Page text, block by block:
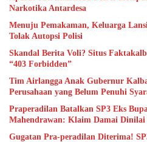
Narkotika Antardesa
Menuju Pemakaman, Keluarga
Tolak Autopsi Polisi
Skandal Berita Voli? Situs
“403 Forbidden”
Tim Airlangga Anak Gubernur
Perusahaan yang Belum Penuhi
Praperadilan Batalkan SP3 Eks
Mahendrawan: Klaim Damai Dinilai
Gugatan Pra-peradilan Diterima!